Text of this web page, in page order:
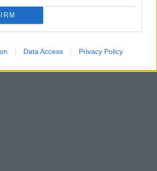
Data Access Privacy Policy